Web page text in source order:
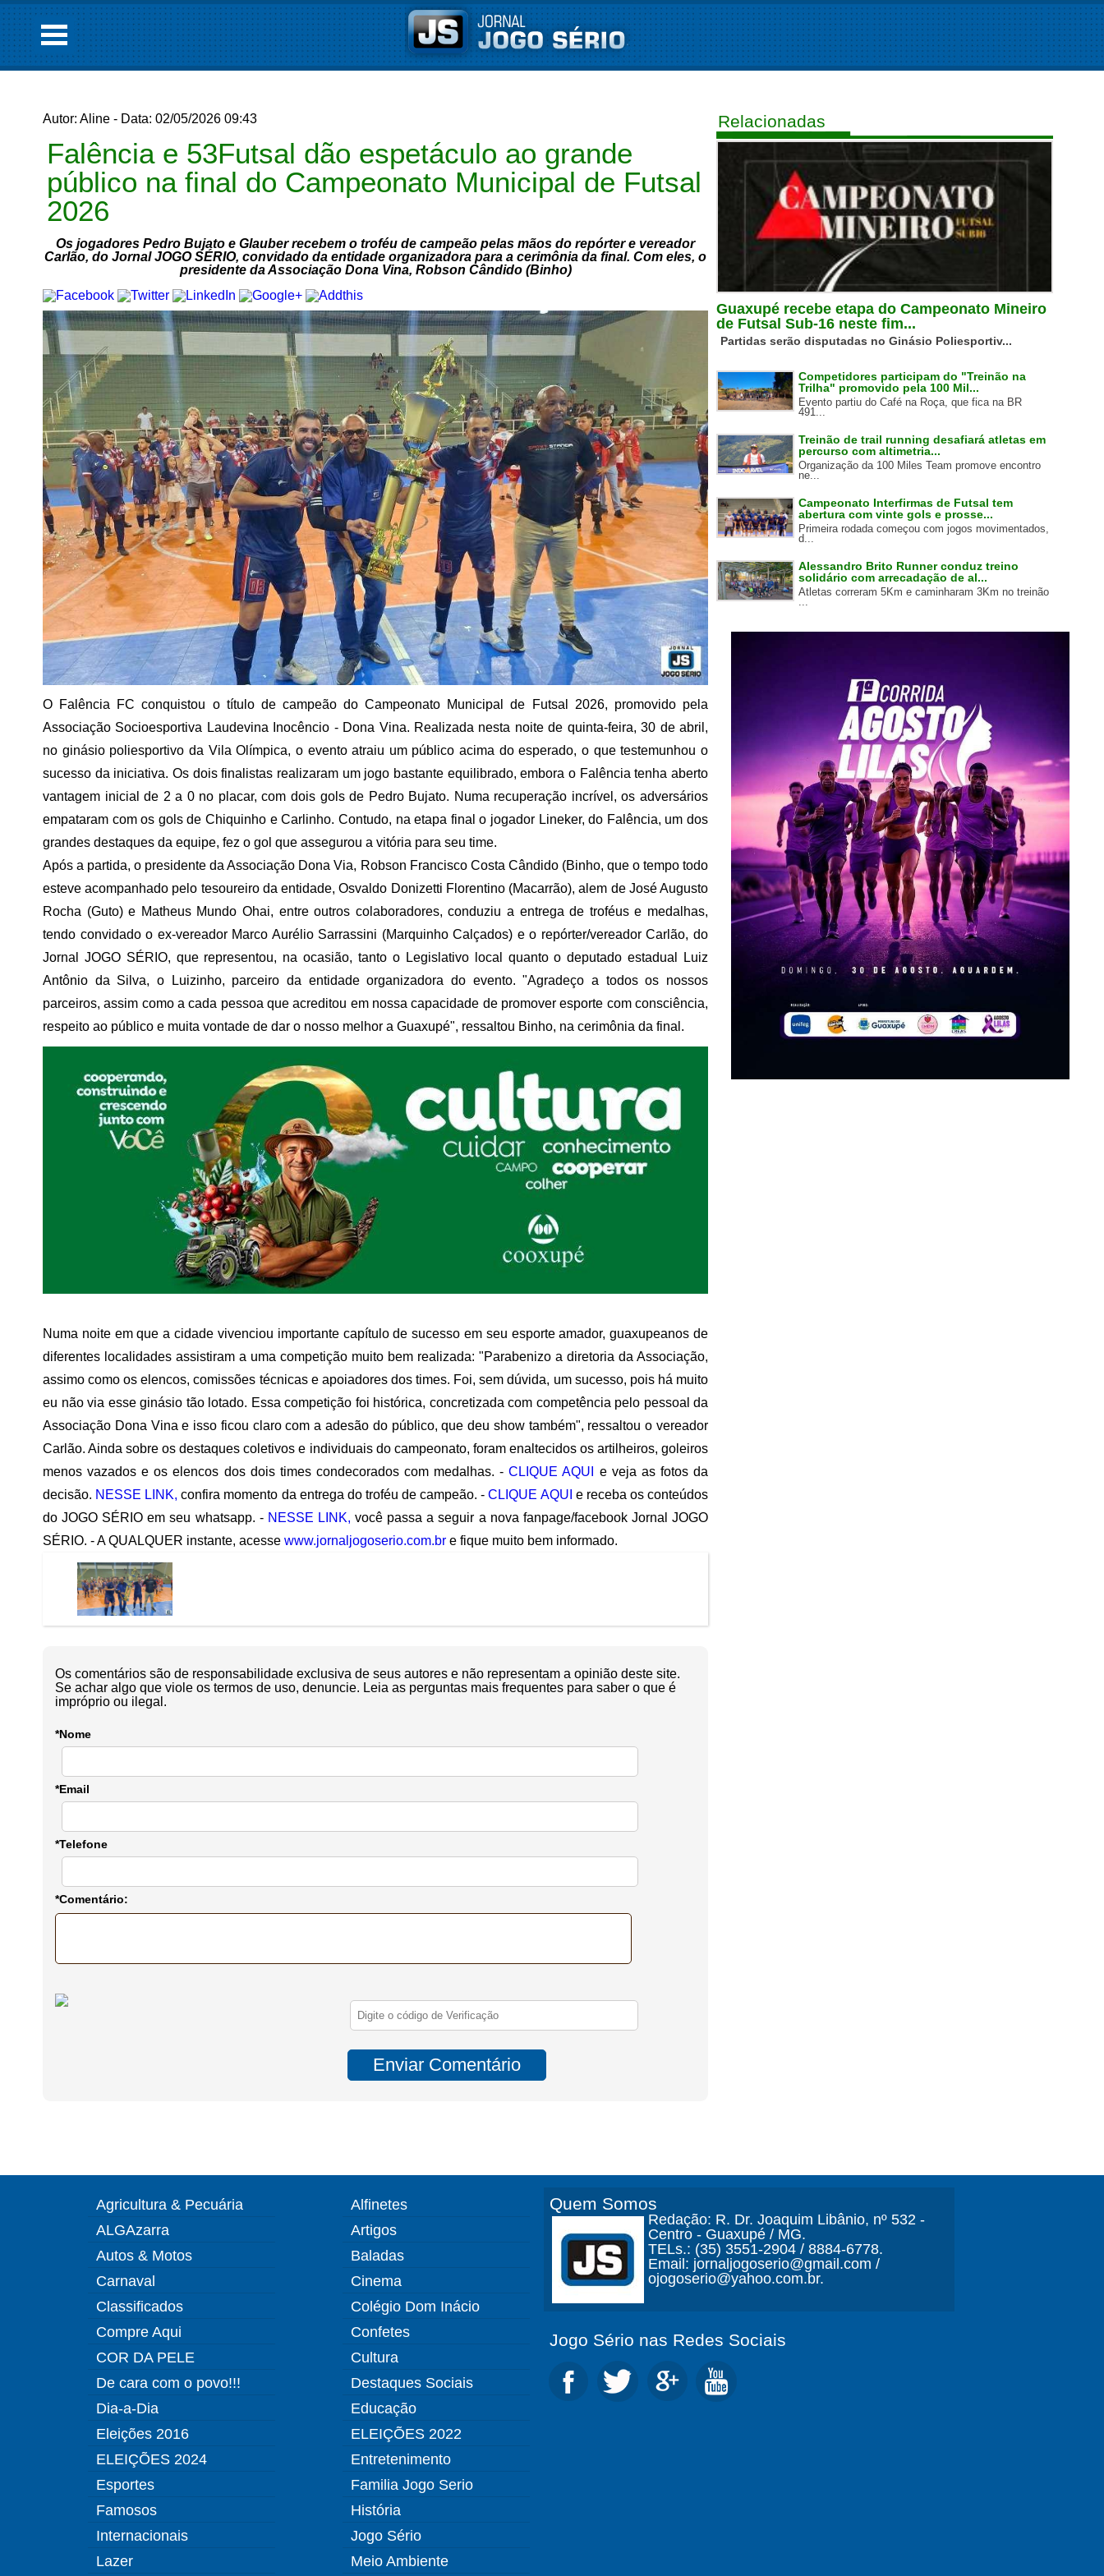
Autor: Aline - Data: 02/05/2026 09:43
Falência e 53Futsal dão espetáculo ao grande
público na final do Campeonato Municipal de Futsal
2026
Os jogadores Pedro Bujato e Glauber recebem o troféu de campeão pelas mãos do repórter e vereador
Carlão, do Jornal JOGO SÉRIO, convidado da entidade organizadora para a cerimônia da final. Com eles, o
presidente da Associação Dona Vina, Robson Cândido (Binho)
O Falência FC conquistou o título de campeão do Campeonato Municipal de Futsal 2026, promovido pela
Associação Socioesportiva Laudevina Inocêncio - Dona Vina. Realizada nesta noite de quinta-feira, 30 de abril,
no ginásio poliesportivo da Vila Olímpica, o evento atraiu um público acima do esperado, o que testemunhou o
sucesso da iniciativa. Os dois finalistas realizaram um jogo bastante equilibrado, embora o Falência tenha aberto
vantagem inicial de 2 a 0 no placar, com dois gols de Pedro Bujato. Numa recuperação incrível, os adversários
empataram com os gols de Chiquinho e Carlinho. Contudo, na etapa final o jogador Lineker, do Falência, um dos
grandes destaques da equipe, fez o gol que assegurou a vitória para seu time.
Após a partida, o presidente da Associação Dona Via, Robson Francisco Costa Cândido (Binho, que o tempo todo
esteve acompanhado pelo tesoureiro da entidade, Osvaldo Donizetti Florentino (Macarrão), alem de José Augusto
Rocha (Guto) e Matheus Mundo Ohai, entre outros colaboradores, conduziu a entrega de troféus e medalhas,
tendo convidado o ex-vereador Marco Aurélio Sarrassini (Marquinho Calçados) e o repórter/vereador Carlão, do
Jornal JOGO SÉRIO, que representou, na ocasião, tanto o Legislativo local quanto o deputado estadual Luiz
Antônio da Silva, o Luizinho, parceiro da entidade organizadora do evento. "Agradeço a todos os nossos
parceiros, assim como a cada pessoa que acreditou em nossa capacidade de promover esporte com consciência,
respeito ao público e muita vontade de dar o nosso melhor a Guaxupé", ressaltou Binho, na cerimônia da final.
Numa noite em que a cidade vivenciou importante capítulo de sucesso em seu esporte amador, guaxupeanos de
diferentes localidades assistiram a uma competição muito bem realizada: "Parabenizo a diretoria da Associação,
assimo como os elencos, comissões técnicas e apoiadores dos times. Foi, sem dúvida, um sucesso, pois há muito
eu não via esse ginásio tão lotado. Essa competição foi histórica, concretizada com competência pelo pessoal da
Associação Dona Vina e isso ficou claro com a adesão do público, que deu show também", ressaltou o vereador
Carlão. Ainda sobre os destaques coletivos e individuais do campeonato, foram enaltecidos os artilheiros, goleiros
menos vazados e os elencos dos dois times condecorados com medalhas. -CLIQUE AQUI
e veja as fotos da
decisão. NESSE LINK, confira momento da entrega do troféu de campeão. -CLIQUE AQUI e receba os conteúdos
do JOGO SÉRIO em seu whatsapp. - NESSE LINK, você passa a seguir a nova fanpage/facebook Jornal JOGO
SÉRIO. - A QUALQUER instante, acesse www.jornaljogoserio.com.br e fique muito bem informado.
Os comentários são de responsabilidade exclusiva de seus autores e não representam a opinião deste site.
Se achar algo que viole os termos de uso, denuncie. Leia as perguntas mais frequentes para saber o que é
impróprio ou ilegal.
*Nome
*Email
*Telefone
*Comentário:
Relacionadas
Guaxupé recebe etapa do Campeonato Mineiro
de Futsal Sub-16 neste fim...
Partidas serão disputadas no Ginásio Poliesportiv...
Competidores participam do "Treinão na
Trilha" promovido pela 100 Mil...
Evento partiu do Café na Roça, que fica na BR
491...
Treinão de trail running desafiará atletas em
percurso com altimetria...
Organização da 100 Miles Team promove encontro
ne...
Campeonato Interfirmas de Futsal tem
abertura com vinte gols e prosse...
Primeira rodada começou com jogos movimentados,
d...
Alessandro Brito Runner conduz treino
solidário com arrecadação de al...
Atletas correram 5Km e caminharam 3Km no treinão
...
Agricultura & Pecuária
ALGAzarra
Autos & Motos
Carnaval
Classificados
Compre Aqui
COR DA PELE
De cara com o povo!!!
Dia-a-Dia
Eleições 2016
ELEIÇÕES 2024
Esportes
Famosos
Internacionais
Lazer
Alfinetes
Artigos
Baladas
Cinema
Colégio Dom Inácio
Confetes
Cultura
Destaques Sociais
Educação
ELEIÇÕES 2022
Entretenimento
Familia Jogo Serio
História
Jogo Sério
Meio Ambiente
Quem Somos
Redação: R. Dr. Joaquim Libânio, nº 532 -
Centro - Guaxupé / MG.
TELs.: (35) 3551-2904 / 8884-6778.
Email: jornaljogoserio@gmail.com /
ojogoserio@yahoo.com.br.
Jogo Sério nas Redes Sociais